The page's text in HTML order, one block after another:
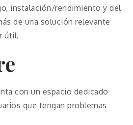
instalación/rendimiento y del
de una solución relevante
útil.
con un espacio dedicado
que tengan problemas